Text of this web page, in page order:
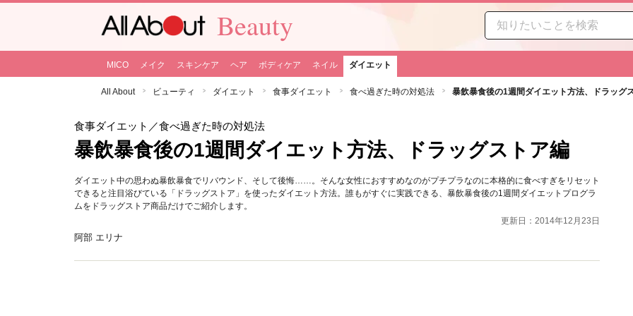
Beauty
MICO メイク スキンケア ヘア ボディケア ネイル ダイエット
All About ビューティ ダイエット 食事ダイエット 食べ過ぎた時の対処法 暴飲暴食後の1週間ダイエット方法、ドラッグ
食事ダイエット ／食べ過ぎた時の対処法
暴飲暴食後の1週間ダイエット方法、ドラッグストア編
ダイエット中の思わぬ暴飲暴食でリバウンド、そして後悔……。そんな女性におすすめなのがプチプラなのに本格的に食べすぎをリセット
できると注目浴びている「ドラッグストア」を使ったダイエット方法。誰もがすぐに実践できる、暴飲暴食後の1週間ダイエットプログラ
ムをドラッグストア商品だけでご紹介します。
更新日：2014年12月23日
阿部 エリナ